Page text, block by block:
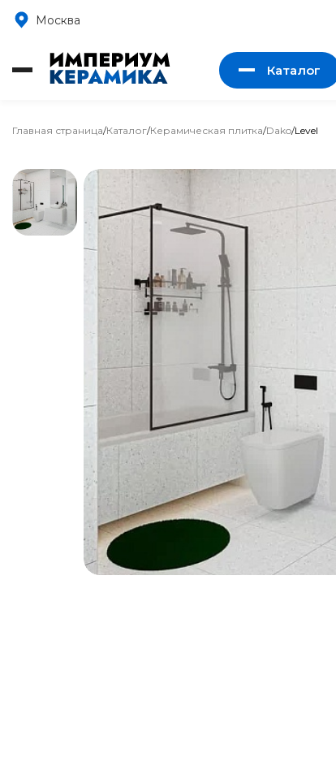
Москва
Каталог
Главная страница/Каталог/Керамическая плитка/Dako/Level